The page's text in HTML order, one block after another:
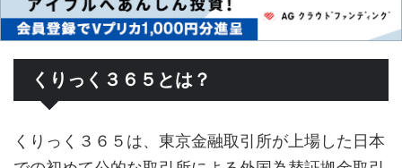
くりっく３６５とは？
くりっく３６５は、東京金融取引所が上場した日本